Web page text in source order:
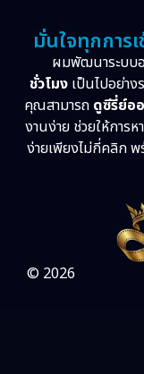
มั่นใจทุกการ
ผมพัฒนาระบบอ
ชั่วโมงเป็นไปอย่าง
คุณสามารถ ดูซีรี่ย์อ
งานง่าย ช่วยให้การ
ง่ายเพียงไม่กี่คลิก
© 2026